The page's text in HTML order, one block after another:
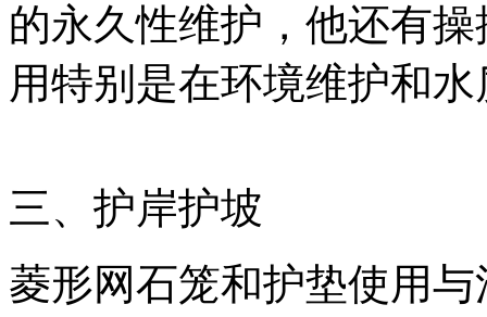
的永久性维护，他还有
用特别是在环境维护和
三、护岸护坡
菱形网石笼和护垫使用